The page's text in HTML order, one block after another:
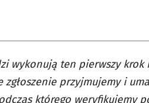
wykonują ten pierwszy
przyjmujemy i
którego weryfikujemy